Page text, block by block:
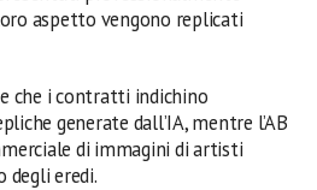
aspetto vengono replicati
che i contratti indichino
generate dall’IA, mentre l’AB
di immagini di artisti
degli eredi.